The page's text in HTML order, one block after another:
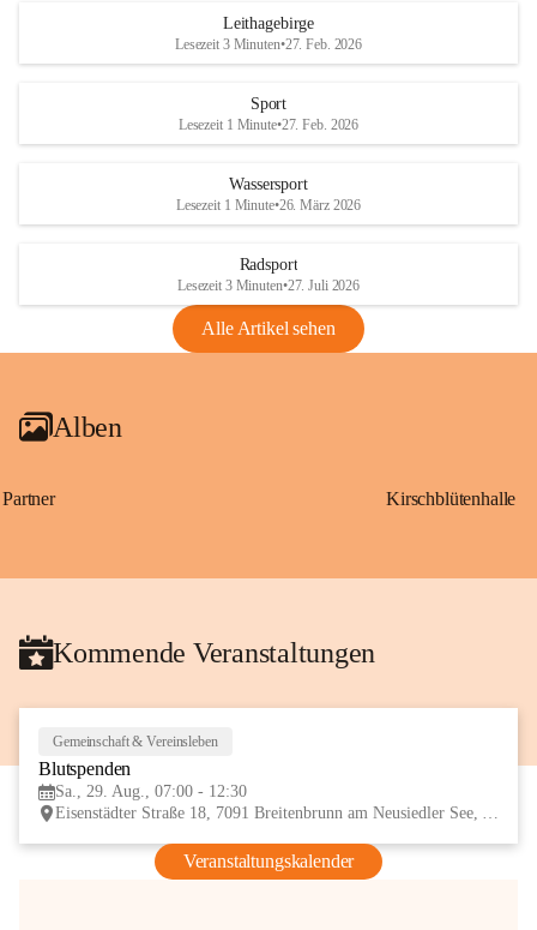
Maßnahmen zur Bekämpfung
Rebe und der Amerikanischen
Anhang VBl. EU Nr. 18
1 Seite•1,4 MB
VBl. EU Nr. 18_2026
Leithagebirge
Lesezeit 3 Minuten•27. Feb. 2026
Sport
Lesezeit 1 Minute•27. Feb. 2026
Wassersport
Lesezeit 1 Minute•26. März 2026
Radsport
Lesezeit 3 Minuten•27. Juli 2026
Alle Artikel sehen
Alben
Partner Kirschblütenhalle
Kommende Veranstaltungen
Gemeinschaft & Vereinsleben
Blutspenden
Sa., 29. Aug., 07:00 - 12:30
Eisenstädter Straße 18, 7091 Breitenbrunn am Neusiedler See, AUT
Veranstaltungskalender